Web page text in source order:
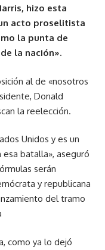
hizo esta
acto proselitista
la punta de
la nación».
al de «nosotros
Donald
la reelección.
Unidos y es un
batalla», aseguró
serán
y republicana
del tramo
como ya lo dejó